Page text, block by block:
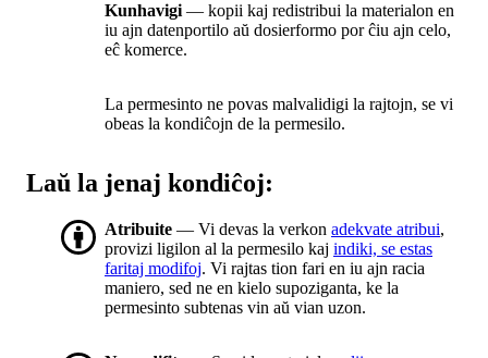
Kunhavigi — kopii kaj redistribui la materialon en
iu ajn datenportilo aŭ dosierformo por ĉiu ajn celo,
eĉ komerce.
La permesinto ne povas malvalidigi la rajtojn, se vi
obeas la kondiĉojn de la permesilo.
Laŭ la jenaj kondiĉoj:
Atribuite — Vi devas la verkon adekvate atribui,
provizi ligilon al la permesilo kaj indiki, se estas
faritaj modifoj. Vi rajtas tion fari en iu ajn racia
maniero, sed ne en kielo supoziganta, ke la
permesinto subtenas vin aŭ vian uzon.